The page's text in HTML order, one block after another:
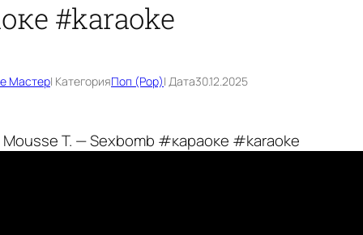
#karaoke
Мастер| КатегорияПоп (Pop)| Дата30.12.2025
Mousse T. — Sexbomb #караоке #karaoke